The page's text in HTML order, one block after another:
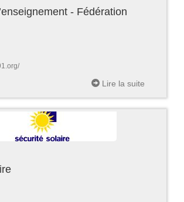
- Fédération
Lire la suite